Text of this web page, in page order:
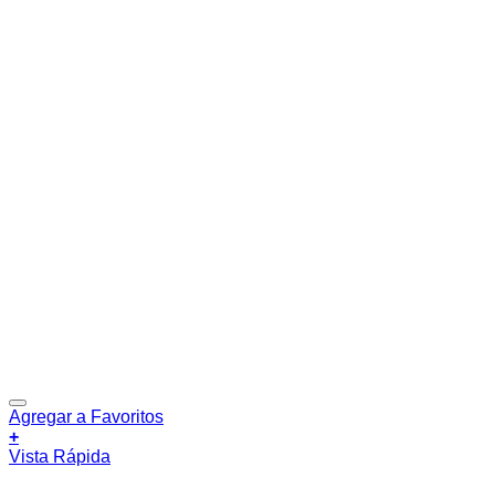
Agregar a Favoritos
+
Vista Rápida